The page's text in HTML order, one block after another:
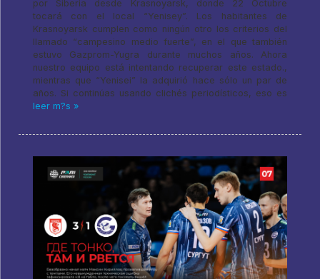
por Siberia desde Krasnoyarsk, donde 22 Octubre
tocará con el local “Yenisey”. Los habitantes de
Krasnoyarsk cumplen como ningún otro los criterios del
llamado “campesino medio fuerte”, en el que también
estuvo Gazprom-Yugra durante muchos años. Ahora
nuestro equipo está intentando recuperar este estado.,
mientras que “Yenisei” la adquirió hace sólo un par de
años. Si continúas usando clichés periodísticos, eso es
leer m?s »